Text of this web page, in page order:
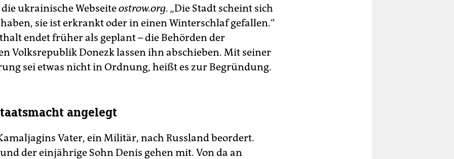
ukrainische Webseiteostrow.org. „Die Stadt scheint sich
sie ist erkrankt oder in einen Winterschlaf gefallen.“
endet früher als geplant – die Behörden der
Volksrepublik Donezk lassen ihn abschieben. Mit seiner
sei etwas nicht in Ordnung, heißt es zur Begründung.
angelegt
Vater, ein Militär, nach Russland beordert.
der einjährige Sohn Denis gehen mit. Von da an